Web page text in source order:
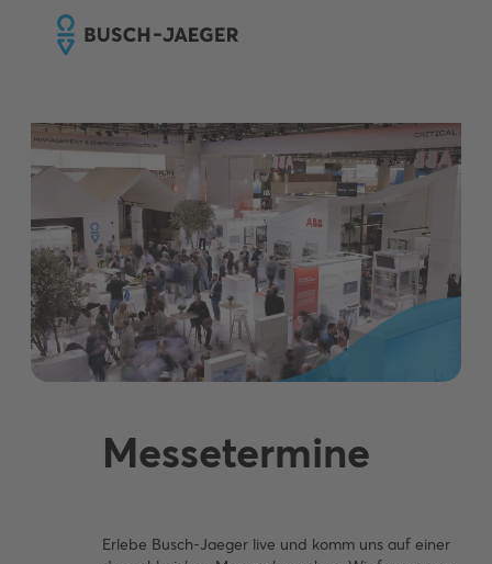
Messetermine
Erlebe Busch-Jaeger live und komm uns auf einer